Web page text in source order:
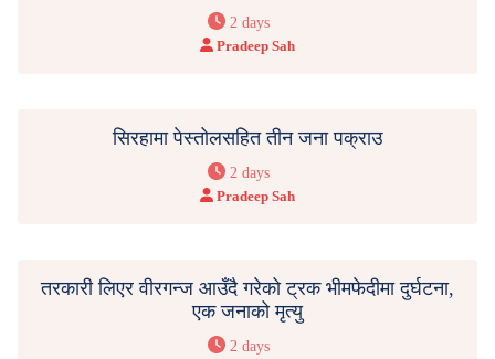
2 days
Pradeep Sah
सिरहामा पेस्तोलसहित तीन जना पक्राउ
2 days
Pradeep Sah
तरकारी लिएर वीरगन्ज आउँदै गरेको ट्रक भीमफेदीमा दुर्घटना,
एक जनाको मृत्यु
2 days